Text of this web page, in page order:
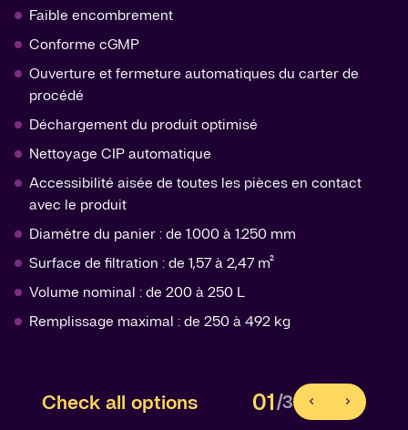
Faible encombrement
Conforme cGMP
Ouverture et fermeture automatiques du carter de
procédé
Déchargement du produit optimisé
Nettoyage CIP automatique
Accessibilité aisée de toutes les pièces en contact
avec le produit
Diamètre du panier : de 1.000 à 1.250 mm
Surface de filtration : de 1,57 à 2,47 m²
Volume nominal : de 200 à 250 L
Remplissage maximal : de 250 à 492 kg
Check all options 01/3